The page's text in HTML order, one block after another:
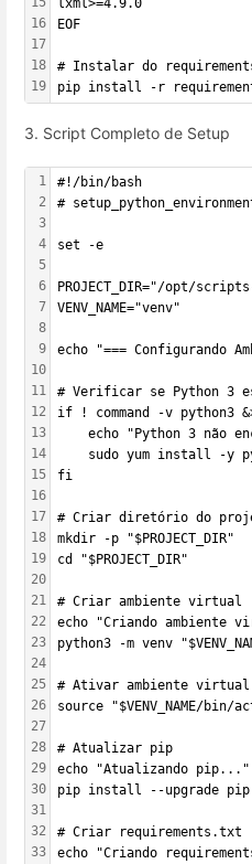
16
17
18
19
EOF
# Instalar do
pip install -r
3. Script Completo de Setup
1
2
3
4
5
6
7
8
9
10
11
12
13
14
15
16
17
18
19
20
21
22
23
24
25
26
27
28
29
30
31
32
33
#!/bin/bash
#
set -e
PROJECT_DIR="/opt/
VENV_NAME="venv"
echo "=== Configurando
# Verificar se Python 3
if ! command -v python3
echo "Python 3 não
sudo yum install -y
fi
# Criar diretório do
mkdir -p "$PROJECT_DIR"
cd "$PROJECT_DIR"
# Criar ambiente virtual
echo "Criando ambiente
python3 -m venv
# Ativar ambiente virtual
source "$VENV_NAME/bin/
# Atualizar pip
echo "Atualizando pip..."
pip install --upgrade pip
# Criar requirements.txt
echo "Criando